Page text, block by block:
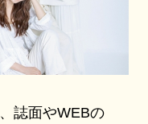
誌面やWEBの